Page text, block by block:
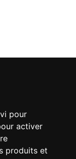
pour
activer
produits et